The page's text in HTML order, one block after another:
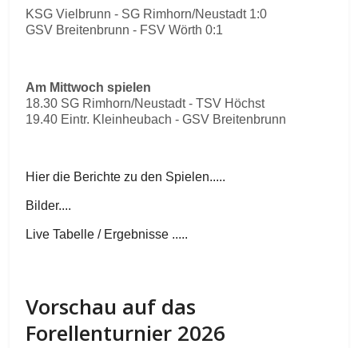
KSG Vielbrunn - SG Rimhorn/Neustadt 1:0
GSV Breitenbrunn - FSV Wörth 0:1
Am Mittwoch spielen
18.30 SG Rimhorn/Neustadt - TSV Höchst
19.40 Eintr. Kleinheubach - GSV Breitenbrunn
Hier die Berichte zu den Spielen.....
Bilder....
Live Tabelle / Ergebnisse .....
Vorschau auf das
Forellenturnier 2026